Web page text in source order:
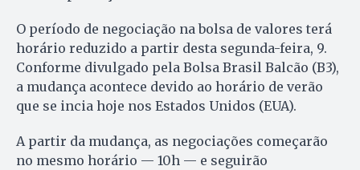
O período de negociação na bolsa de valores terá
horário reduzido a partir desta segunda-feira, 9.
Conforme divulgado pela Bolsa Brasil Balcão (B3),
a mudança acontece devido ao horário de verão
que se incia hoje nos Estados Unidos (EUA).
A partir da mudança, as negociações começarão
no mesmo horário — 10h — e seguirão